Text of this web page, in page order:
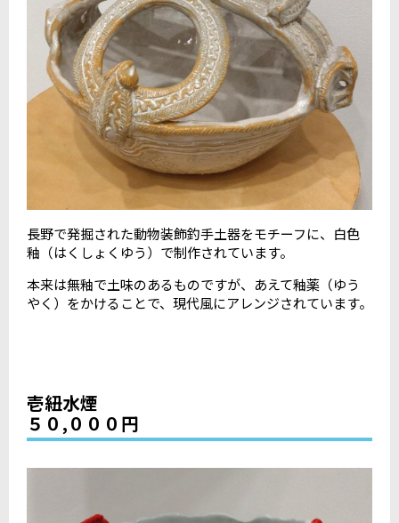
長野で発掘された動物装飾釣手土器をモチーフに、白色
釉（はくしょくゆう）で制作されています。
本来は無釉で土味のあるものですが、あえて釉薬（ゆう
やく）をかけることで、現代風にアレンジされています。
壱紐水煙
５０,０００円